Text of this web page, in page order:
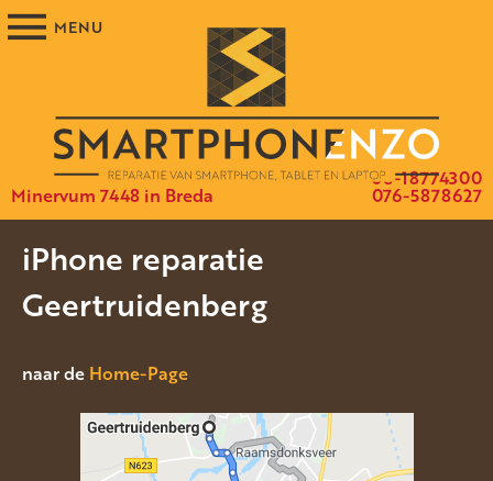
Minervum 7448 in Breda 076-5878627
06-18774300
iPhone reparatie
Geertruidenberg
naar de Home-Page